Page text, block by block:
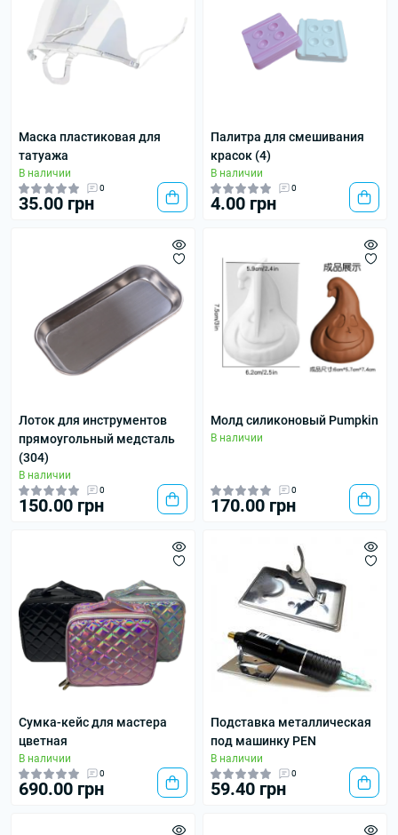
Маска пластиковая для
татуажа
В наличии
0
35.00 грн
Палитра для смешивания
красок (4)
В наличии
0
4.00 грн
Лоток для инструментов
прямоугольный медсталь
(304)
В наличии
0
150.00 грн
Молд силиконовый Pumpkin
В наличии
0
170.00 грн
Сумка-кейс для мастера
цветная
В наличии
0
690.00 грн
Подставка металлическая
под машинку PEN
В наличии
0
59.40 грн